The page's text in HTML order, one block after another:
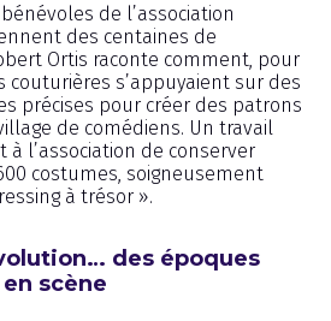
de l’association
des centaines de
Ortis raconte comment, pour
couturières s’appuyaient sur des
précises pour créer des patrons
de comédiens. Un travail
l’association de conserver
costumes, soigneusement
à trésor ».
des époques
scène